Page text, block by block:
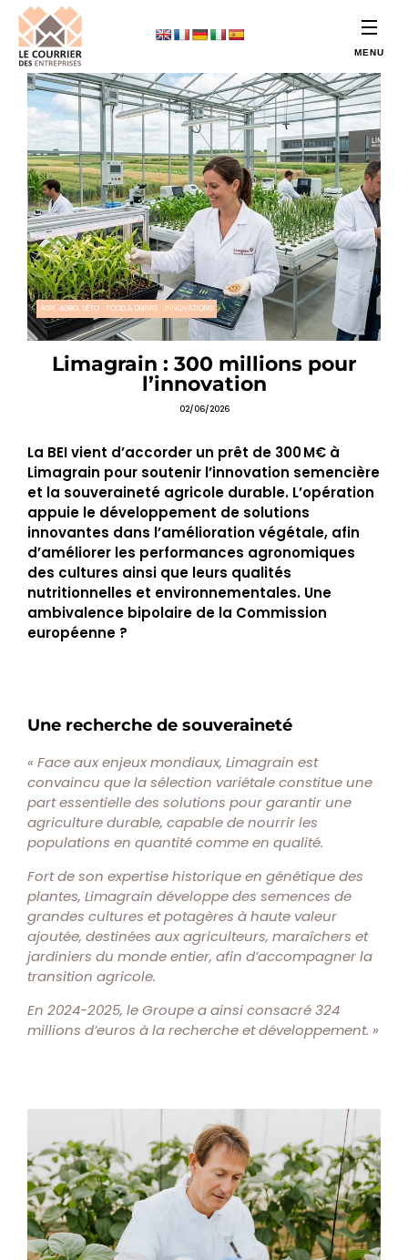
AGRI, AGRO, VÉTO FOOD & DRINKS INNOVATIONS
Limagrain : 300 millions pour
l’innovation
02/06/2026
La BEI vient d’accorder un prêt de 300 M€ à
Limagrain pour soutenir l’innovation semencière
et la souveraineté agricole durable. L’opération
appuie le développement de solutions
innovantes dans l’amélioration végétale, afin
d’améliorer les performances agronomiques
des cultures ainsi que leurs qualités
nutritionnelles et environnementales. Une
ambivalence bipolaire de la Commission
européenne ?
Une recherche de souveraineté
« Face aux enjeux mondiaux, Limagrain est
convaincu que la sélection variétale constitue une
part essentielle des solutions pour garantir une
agriculture durable, capable de nourrir les
populations en quantité comme en qualité.
Fort de son expertise historique en génétique des
plantes, Limagrain développe des semences de
grandes cultures et potagères à haute valeur
ajoutée, destinées aux agriculteurs, maraîchers et
jardiniers du monde entier, afin d’accompagner la
transition agricole.
En 2024-2025, le Groupe a ainsi consacré 324
millions d’euros à la recherche et développement. »